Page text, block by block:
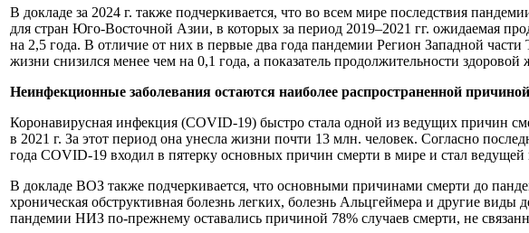
В докладе за 2024 г. также подчеркивается, что во всем мире последствия
для стран Юго-Восточной Азии, в которых за период 2019–2021 гг. ожидаемая
на 2,5 года. В отличие от них в первые два года пандемии Регион Западной
жизни снизился менее чем на 0,1 года, а показатель продолжительности
Неинфекционные заболевания остаются наиболее распространенной
Коронавирусная инфекция (COVID-19) быстро стала одной из ведущих причин
в 2021 г. За этот период она унесла жизни почти 13 млн. человек. Согласно
года COVID-19 входил в пятерку основных причин смерти в мире и стал
В докладе ВОЗ также подчеркивается, что основными причинами смерти до
хроническая обструктивная болезнь легких, болезнь Альцгеймера и другие
пандемии НИЗ по-прежнему оставались причиной 78% случаев смерти, не